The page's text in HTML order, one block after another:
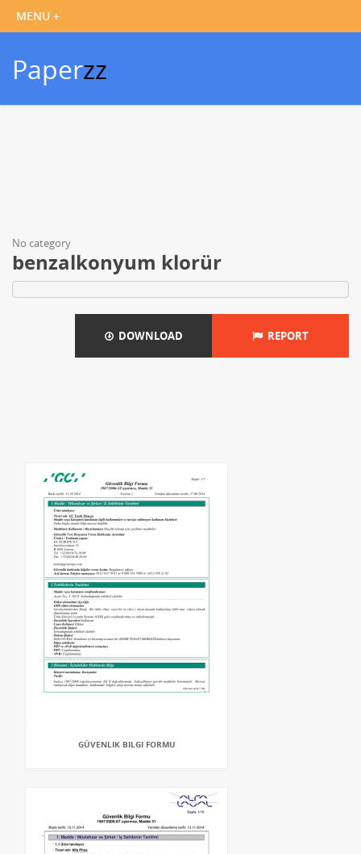
Paperzz
No category
benzalkonyum klorür
DOWNLOAD REPORT
GÜVENLIK BILGI FORMU